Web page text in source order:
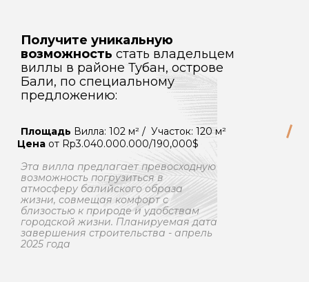
Получите уникальную
возможность стать владельцем
виллы в районе Тубан, острове
Бали, по специальному
предложению:
Площадь Вилла: 102 м² / Участок: 120 м²
Цена от Rp3.040.000.000/190,000$
Эта вилла предлагает превосходную
возможность погрузиться в
атмосферу балийского образа
жизни, совмещая комфорт с
близостью к природе и удобствам
городской жизни. Планируемая дата
завершения строительства - апрель
2025 года